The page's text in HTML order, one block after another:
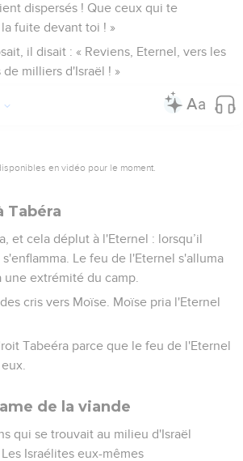
dispersés ! Que ceux qui te
fuite devant toi ! »
il disait : « Reviens, Eternel, vers les
milliers d'Israël ! »
en vidéo pour le moment.
Tabéra
et cela déplut à l'Eternel : lorsqu’il
Le feu de l'Eternel s'alluma
extrémité du camp.
cris vers Moïse. Moïse pria l'Eternel
Tabeéra parce que le feu de l'Eternel
de la viande
qui se trouvait au milieu d'Israël
Israélites eux-mêmes